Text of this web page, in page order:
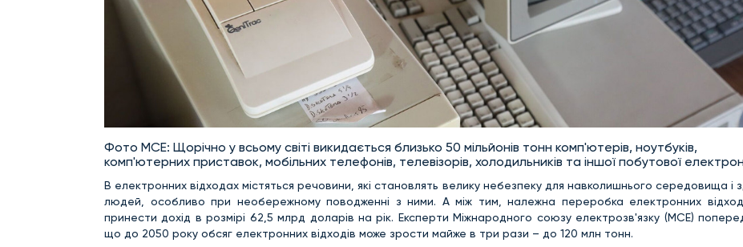
Фото МСЕ: Щорічно у всьому світі викидається близько 50 мільйонів тонн комп'ютерів, ноутбуків,
комп'ютерних приставок, мобільних телефонів, телевізорів, холодильників та іншої побутової
В електронних відходах містяться речовини, які становлять велику небезпеку для навколишнього середовища і
людей, особливо при необережному поводженні з ними. А між тим, належна переробка електронних
принести дохід в розмірі 62,5 млрд доларів на рік. Експерти Міжнародного союзу електрозв'язку (МСЕ)
що до 2050 року обсяг електронних відходів може зрости майже в три рази – до 120 млн тонн.